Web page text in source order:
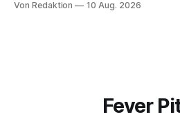
Von Redaktion 10 Aug. 2026
Fever